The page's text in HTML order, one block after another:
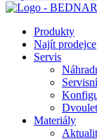
Produkty
Najít prodejce
Servis
Materiály